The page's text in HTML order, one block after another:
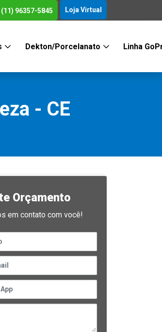
(11) 96357-5845 Loja Virtual
Dekton/Porcelanato Linha
- CE
Orçamento
em contato com você!